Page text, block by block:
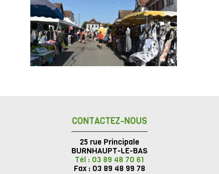
CONTACTEZ-NOUS
25 rue Principale
BURNHAUPT-LE-BAS
Tél : 03 89 48 70 61
Fax : 03 89 48 99 78